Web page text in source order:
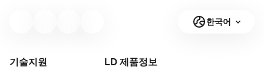
한국어
기술지원 LD 제품정보